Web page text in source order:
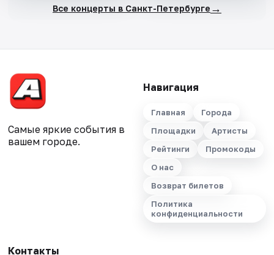
Все концерты в Санкт-Петербурге →
Самые яркие события в
вашем городе.
Навигация
Главная
Города
Площадки
Артисты
Рейтинги
Промокоды
О нас
Возврат билетов
Политика
конфиденциальности
Контакты